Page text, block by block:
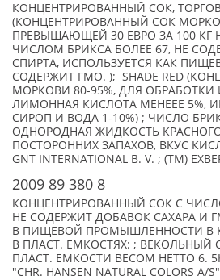
КОНЦЕНТРИРОВАННЫЙ СОК,
(КОНЦЕНТРИРОВАННЫЙ СОК
ПРЕВЫШАЮЩЕЙ 30 ЕВРО ЗА 100 КГ
ЧИСЛОМ БРИКСА БОЛЕЕ 67, НЕ
СПИРТА, ИСПОЛЬЗУЕТСЯ КАК
СОДЕРЖИТ ГМО. ); SHADE RED
МОРКОВИ 80-95%, ДЛЯ
ЛИМОННАЯ КИСЛОТА МЕНЕЕЕ 5%,
СИРОП И ВОДА 1-10%) ; ЧИСЛО
ОДНОРОДНАЯ ЖИДКОСТЬ КРАСНОГО
ПОСТОРОННИХ ЗАПАХОВ, ВКУС
GNT INTERNATIONAL B. V. ; (TM)
2009 89 380 8
КОНЦЕНТРИРОВАННЫЙ СОК С
НЕ СОДЕРЖИТ ДОБАВОК САХАРА И
В ПИЩЕВОЙ ПРОМЫШЛЕННОСТИ В
В ПЛАСТ. ЕМКОСТЯХ: ; ВЕКОЛЬНЫЙ
ПЛАСТ. ЕМКОСТИ ВЕСОМ НЕТТО 6.
"CHR. HANSEN NATURAL COLORS A/